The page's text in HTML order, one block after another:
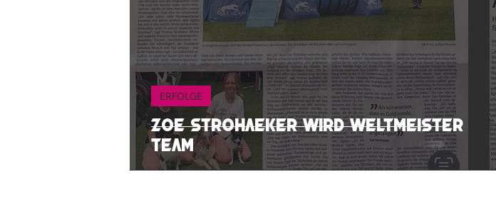
Zoe Strohaeker wird Weltmeister im
Team
ERFOLGE